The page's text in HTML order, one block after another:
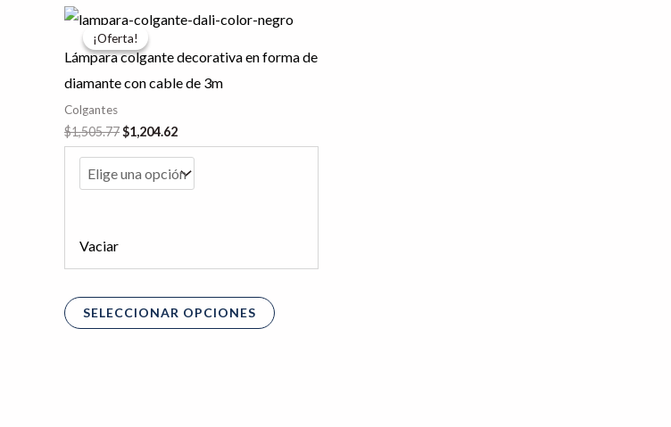
¡Oferta!
¡Oferta!
Lámpara colgante decorativa en forma de
diamante con cable de 3m
Colgantes
$1,505.77
precio
original
era:
$1,505.77.
$1,204.62
El
precio
es:
$1,204.62.
Vaciar
SELECCIONAR OPCIONES
Este
Las